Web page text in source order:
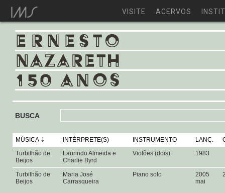
VISITE ACERVOS
BUSCA
MÚSICA INTÉRPRETE(S) INSTRUMENTO LANÇ.
Turbilhão de
Beijos
Laurindo Almeida e
Charlie Byrd
Violões (dois) 1983
Turbilhão de
Beijos
Maria José
Carrasqueira
Piano solo
2005
mai